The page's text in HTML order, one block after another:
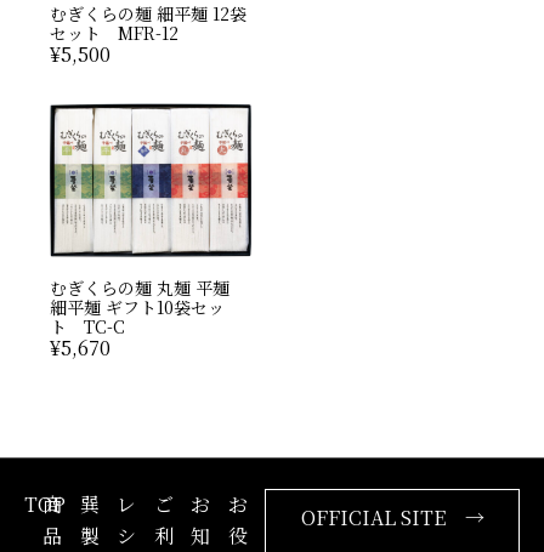
むぎくらの麺 細平麺 12袋
セット MFR-12
¥5,500
むぎくらの麺 丸麺 平麺
細平麺 ギフト10袋セッ
ト TC-C
¥5,670
TOP
商
品
巽
製
レ
シ
ご
利
お
知
お
役
OFFICIAL SITE →